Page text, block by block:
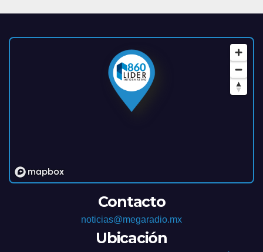
Contacto
noticias@megaradio.mx
Ubicación